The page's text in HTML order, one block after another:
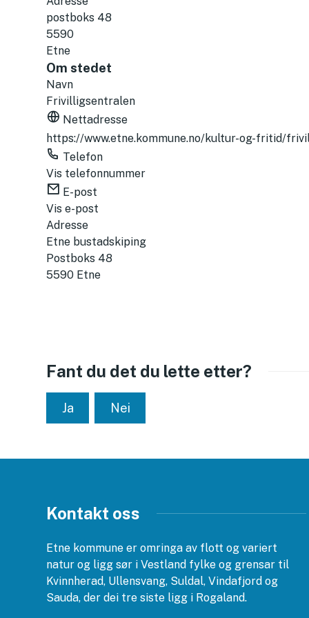
26.08.2026
27.08.2026
28.08.2026
29.08.2026
30.08.2026
31.08.2026
September
01.09.2026
02.09.2026
03.09.2026
04.09.2026
05.09.2026
06.09.2026
07.09.2026
08.09.2026
09.09.2026
10.09.2026
16.09.2026
17.09.2026
18.09.2026
19.09.2026
21.09.2026
24.09.2026
25.09.2026
26.09.2026
27.09.2026
28.09.2026
29.09.2026
30.09.2026
postboks 48
5590
Etne
Om stedet
Navn
Frivilligsentralen
Nettadresse
https://www.etne.kommune.no/kultur-og-fritid/
Telefon
Vis telefonnummer
E-post
Vis e-post
Adresse
Etne bustadskiping
Postboks 48
5590 Etne
Fant du det du lette etter?
Ja Nei
Kontakt oss
Etne kommune er omringa av flott og variert
natur og ligg sør i Vestland fylke og grensar til
Kvinnherad, Ullensvang, Suldal, Vindafjord og
Sauda, der dei tre siste ligg i Rogaland.